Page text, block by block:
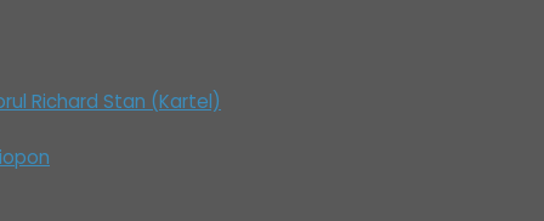
Richard Stan (Kartel)